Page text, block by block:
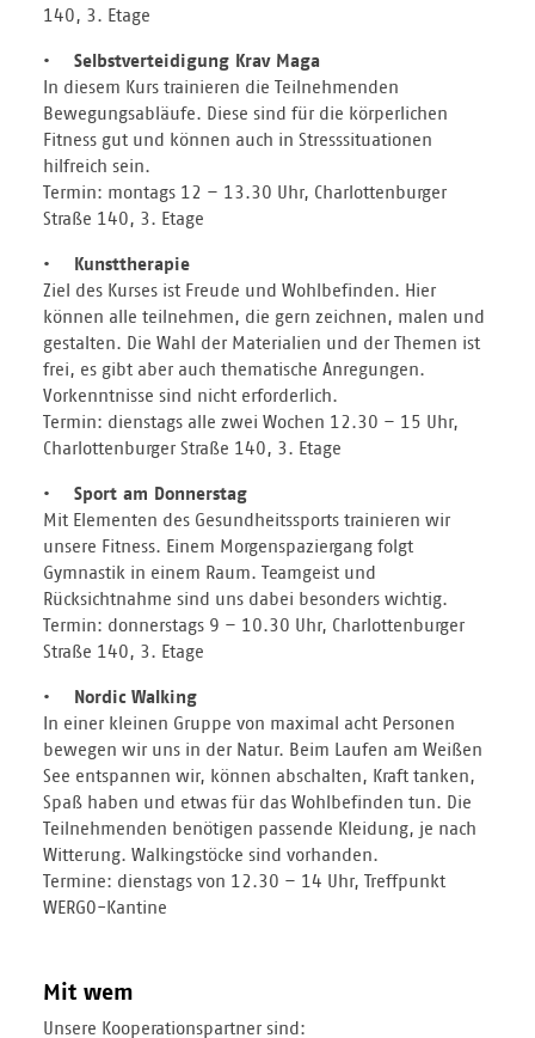
140, 3. Etage
• Selbstverteidigung Krav Maga
In diesem Kurs trainieren die Teilnehmenden
Bewegungsabläufe. Diese sind für die körperlichen
Fitness gut und können auch in Stresssituationen
hilfreich sein.
Termin: montags 12 – 13.30 Uhr, Charlottenburger
Straße 140, 3. Etage
• Kunsttherapie
Ziel des Kurses ist Freude und Wohlbefinden. Hier
können alle teilnehmen, die gern zeichnen, malen und
gestalten. Die Wahl der Materialien und der Themen ist
frei, es gibt aber auch thematische Anregungen.
Vorkenntnisse sind nicht erforderlich.
Termin: dienstags alle zwei Wochen 12.30 – 15 Uhr,
Charlottenburger Straße 140, 3. Etage
• Sport am Donnerstag
Mit Elementen des Gesundheitssports trainieren wir
unsere Fitness. Einem Morgenspaziergang folgt
Gymnastik in einem Raum. Teamgeist und
Rücksichtnahme sind uns dabei besonders wichtig.
Termin: donnerstags 9 – 10.30 Uhr, Charlottenburger
Straße 140, 3. Etage
• Nordic Walking
In einer kleinen Gruppe von maximal acht Personen
bewegen wir uns in der Natur. Beim Laufen am Weißen
See entspannen wir, können abschalten, Kraft tanken,
Spaß haben und etwas für das Wohlbefinden tun. Die
Teilnehmenden benötigen passende Kleidung, je nach
Witterung. Walkingstöcke sind vorhanden.
Termine: dienstags von 12.30 – 14 Uhr, Treffpunkt
WERGO-Kantine
Mit wem
Unsere Kooperationspartner sind: